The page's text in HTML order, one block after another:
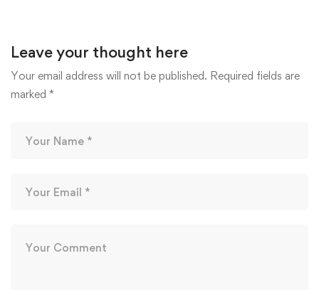
Leave your thought here
Your email address will not be published. Required fields are
marked *